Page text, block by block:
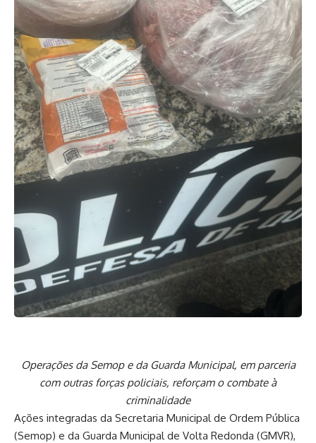
Operações da Semop e da Guarda Municipal, em parceria
com outras forças policiais, reforçam o combate à
criminalidade
Ações integradas da Secretaria Municipal de Ordem Pública
(Semop) e da Guarda Municipal de Volta Redonda (GMVR),